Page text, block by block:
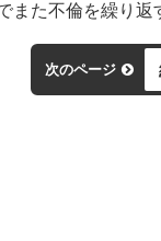
また不倫を繰り返
次のページ